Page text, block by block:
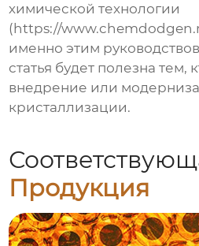
химической технологии
(https://
именно этим
статья будет полезна тем,
внедрение или
кристаллизации.
Продукция